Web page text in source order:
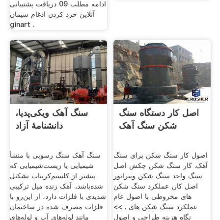
ادامه مطلب 09 دریافت پشتیبانی
آنلاین خرد کردن ادغام سیمان
ginart .
سنگ آهک ویکی‌پدیا،
دانشنامهٔ آزاد
سنگ آهک سنگ رسوبی با منشأ
شیمیایی یا زیست‌شیمیایی که
بیشتر از کلسیم‌کربنات تشکیل
شده‌باشد.. آهک زنده میل ترکیبی
شدیدی با فلزات دارد، از این‌رو با
فلزات مصرف شده در ساختمان
مانند لوله‌های آب و لوله‌های
اصل کار دستگاه سنگ
شکن سنگ آهک
اصول کار سنگ شکن برای سنگ
آهک. کار سنگ شکن چکش اصل
سنگ واحد سنگ شکن ویبراتور
اصل کار, عملکرد سنگ شکن
های مخروطی با اصول عام
عملکرد سنگ شکن های . >>
نگاه هزینه طراحی و اصول